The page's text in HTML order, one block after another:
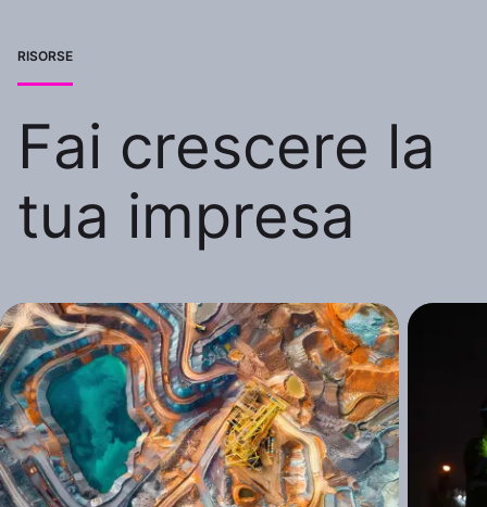
RISORSE
Fai crescere la
tua impresa